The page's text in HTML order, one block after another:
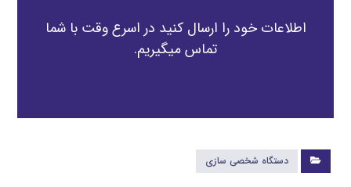
اطلاعات خود را ارسال کنید در اسرع وقت با شما
تماس میگیریم.
دستگاه شخصی سازی